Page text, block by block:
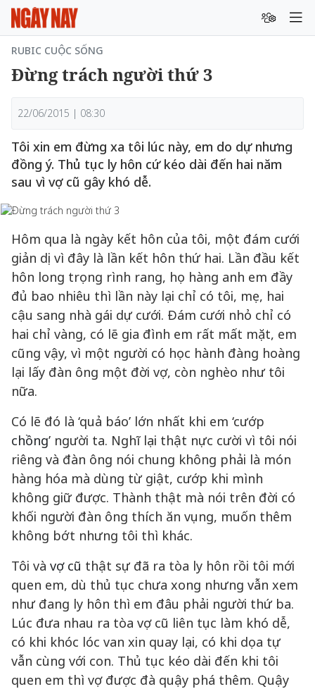
RUBIC CUỘC SỐNG
Đừng trách người thứ 3
22/06/2015 | 08:30
Tôi xin em đừng xa tôi lúc này, em do dự nhưng
đồng ý. Thủ tục ly hôn cứ kéo dài đến hai năm
sau vì vợ cũ gây khó dễ.
Hôm qua là ngày kết hôn của tôi, một đám cưới
giản dị vì đây là lần kết hôn thứ hai. Lần đầu kết
hôn long trọng rình rang, họ hàng anh em đầy
đủ bao nhiêu thì lần này lại chỉ có tôi, mẹ, hai
cậu sang nhà gái dự cưới. Đám cưới nhỏ chỉ có
hai chỉ vàng, có lẽ gia đình em rất mất mặt, em
cũng vậy, vì một người có học hành đàng hoàng
lại lấy đàn ông một đời vợ, còn nghèo như tôi
nữa.
Có lẽ đó là ‘quả báo’ lớn nhất khi em ‘cướp
chồng’ người ta. Nghĩ lại thật nực cười vì tôi nói
riêng và đàn ông nói chung không phải là món
hàng hóa mà dùng từ giật, cướp khi mình
không giữ được. Thành thật mà nói trên đời có
khối người đàn ông thích ăn vụng, muốn thêm
không bớt nhưng tôi thì khác.
Tôi và vợ cũ thật sự đã ra tòa ly hôn rồi tôi mới
quen em, dù thủ tục chưa xong nhưng vẫn xem
như đang ly hôn thì em đâu phải người thứ ba.
Lúc đưa nhau ra tòa vợ cũ liên tục làm khó dễ,
có khi khóc lóc van xin quay lại, có khi dọa tự
vẫn cùng với con. Thủ tục kéo dài đến khi tôi
quen em thì vợ được đà quậy phá thêm. Quậy